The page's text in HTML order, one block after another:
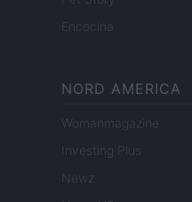
Encocina
NORD AMERICA
Womanmagazine
Investing Plus
Newz